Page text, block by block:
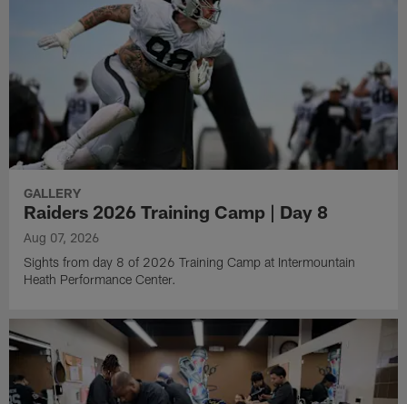
GALLERY
Raiders 2026 Training Camp | Day 8
Aug 07, 2026
Sights from day 8 of 2026 Training Camp at Intermountain
Heath Performance Center.